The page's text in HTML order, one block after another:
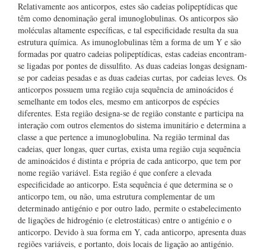
Relativamente aos anticorpos, estes são cadeias polipeptídicas que
têm como denominação geral imunoglobulinas. Os anticorpos são
moléculas altamente específicas, e tal especificidade resulta da sua
estrutura química. As imunoglobulinas têm a forma de um Y e são
formadas por quatro cadeias polipeptídicas, estas cadeias encontram-
se ligadas por pontes de dissulfito. As duas cadeias longas designam-
se por cadeias pesadas e as duas cadeias curtas, por cadeias leves. Os
anticorpos possuem uma região cuja sequência de aminoácidos é
semelhante em todos eles, mesmo em anticorpos de espécies
diferentes. Esta região designa-se de região constante e participa na
interação com outros elementos do sistema imunitário e determina a
classe a que pertence a imunoglobulina. Na região terminal das
cadeias, quer longas, quer curtas, exista uma região cuja sequência
de aminoácidos é distinta e própria de cada anticorpo, que tem por
nome região variável. Esta região é que confere a elevada
especificidade ao anticorpo. Esta sequência é que determina se o
anticorpo tem, ou não, uma estrutura complementar de um
determinado antigénio e por outro lado, permite o estabelecimento
de ligações de hidrogénio (e eletrostáticas) entre o antigénio e o
anticorpo. Devido à sua forma em Y, cada anticorpo, apresenta duas
regiões variáveis, e portanto, dois locais de ligação ao antigénio.